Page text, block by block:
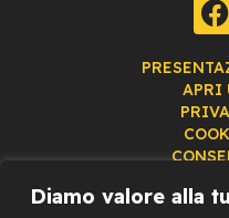
Diamo valore alla
APRI